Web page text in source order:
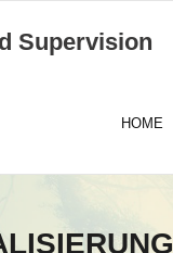
Supervision
HOME